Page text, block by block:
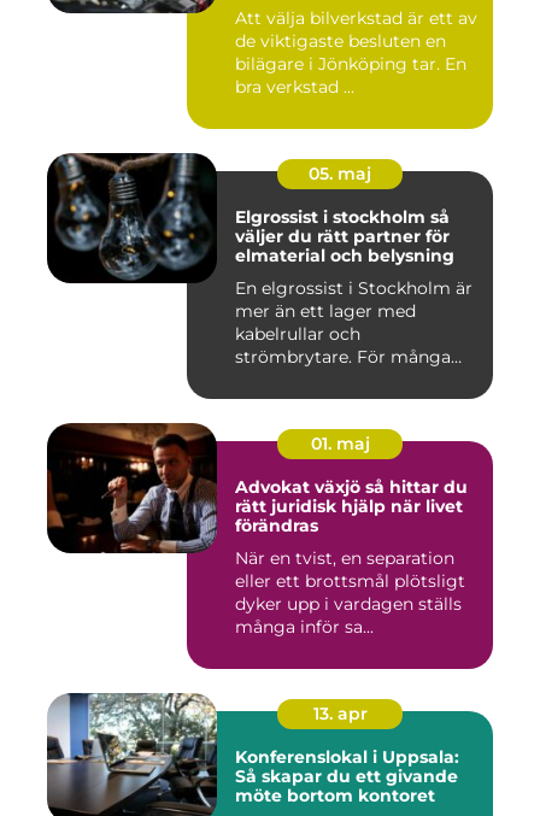
Att välja bilverkstad är ett av
de viktigaste besluten en
bilägare i Jönköping tar. En
bra verkstad ...
05. maj
Elgrossist i stockholm så
väljer du rätt partner för
elmaterial och belysning
En elgrossist i Stockholm är
mer än ett lager med
kabelrullar och
strömbrytare. För många
01. maj
Advokat växjö så hittar du
rätt juridisk hjälp när livet
förändras
När en tvist, en separation
eller ett brottsmål plötsligt
dyker upp i vardagen ställs
många inför sa...
13. apr
Konferenslokal i Uppsala:
Så skapar du ett givande
möte bortom kontoret